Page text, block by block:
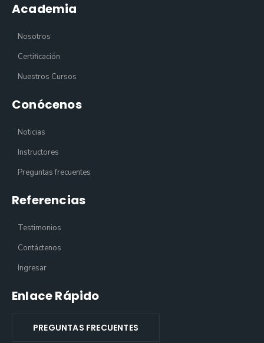
Academia
Nosotros
Certificación
Nuestros Cursos
Conócenos
Noticias
Instructores
Preguntas frecuentes
Referencias
Testimonios
Contáctenos
Ingresar
Enlace Rápido
PREGUNTAS FRECUENTES